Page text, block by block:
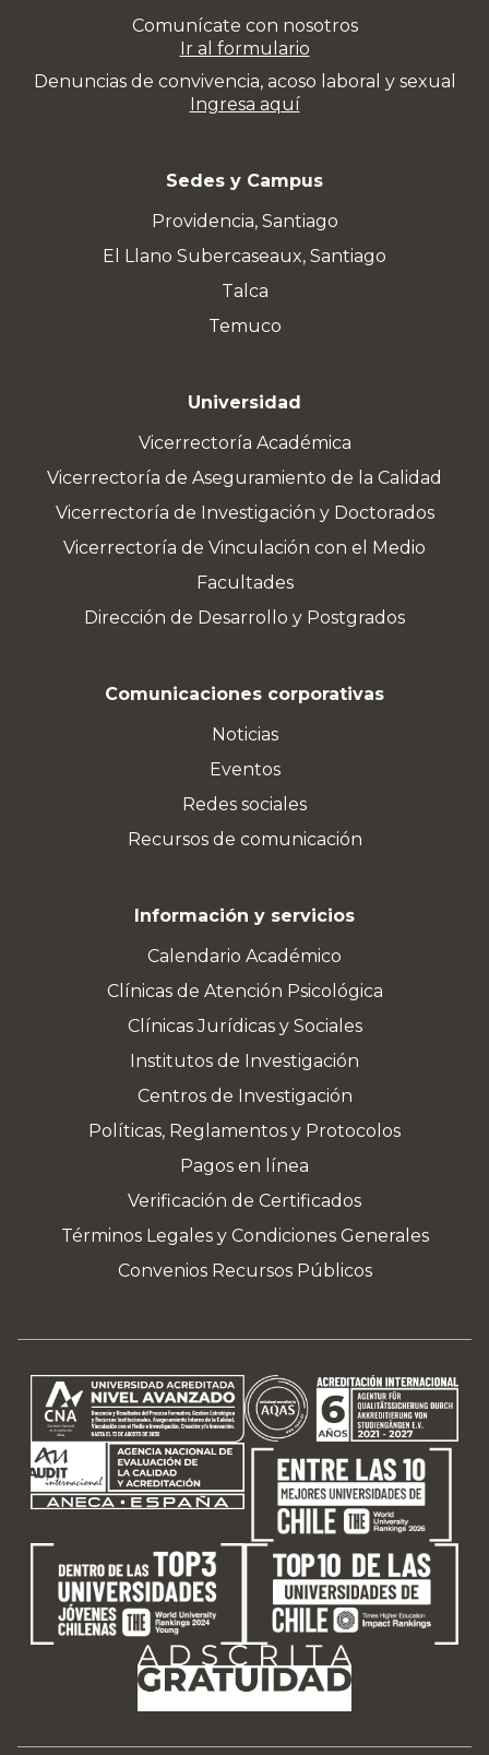
Comunícate con nosotros
Ir al formulario
Denuncias de convivencia, acoso laboral y sexual
Ingresa aquí
Sedes y Campus
Providencia, Santiago
El Llano Subercaseaux, Santiago
Talca
Temuco
Universidad
Vicerrectoría Académica
Vicerrectoría de Aseguramiento de la Calidad
Vicerrectoría de Investigación y Doctorados
Vicerrectoría de Vinculación con el Medio
Facultades
Dirección de Desarrollo y Postgrados
Comunicaciones corporativas
Noticias
Eventos
Redes sociales
Recursos de comunicación
Información y servicios
Calendario Académico
Clínicas de Atención Psicológica
Clínicas Jurídicas y Sociales
Institutos de Investigación
Centros de Investigación
Políticas, Reglamentos y Protocolos
Pagos en línea
Verificación de Certificados
Términos Legales y Condiciones Generales
Convenios Recursos Públicos